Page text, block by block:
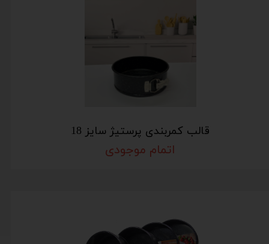
قالب کمربندی پرستیژ سایز 18
اتمام موجودی